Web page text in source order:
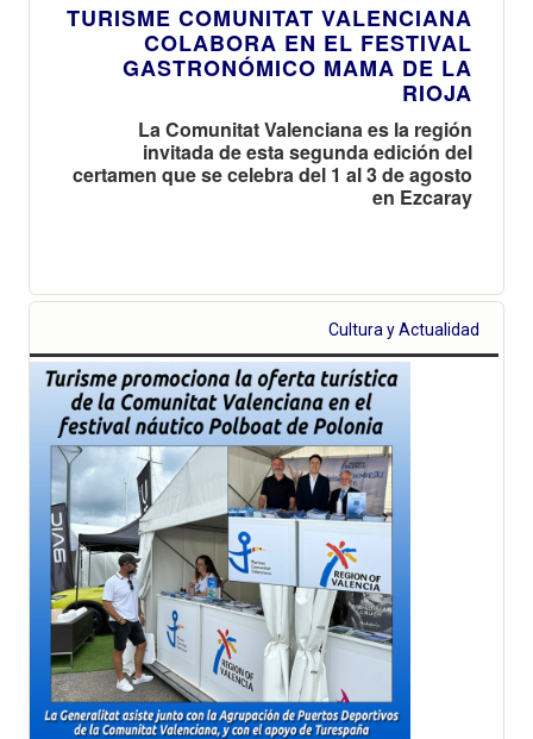
TURISME COMUNITAT VALENCIANA
COLABORA EN EL FESTIVAL
GASTRONÓMICO MAMA DE LA
RIOJA
La Comunitat Valenciana es la región
invitada de esta segunda edición del
certamen que se celebra del 1 al 3 de agosto
en Ezcaray
Cultura y Actualidad